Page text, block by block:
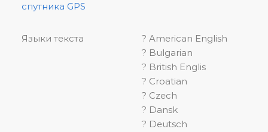
спутника GPS
Языки текста
? American English
? Bulgarian
? British Englis
? Croatian
? Czech
? Dansk
? Deutsch